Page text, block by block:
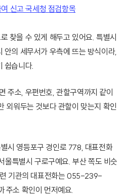
신고 국세청 점검항목
찾을 수 있게 해두고 있어요. 특별시
안의 세무서가 우측에 뜨는 방식이라,
쉽습니다.
주소, 우편번호, 관할구역까지 같이
외워두는 것보다 관할이 맞는지 확인
시 영등포구 경인로 778, 대표전화
특별시 구로구예요. 부산 쪽도 비슷
기관의 대표전화는 055-239-
주소 확인이 먼저예요.